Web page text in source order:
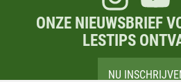
ONZE NIEUWSBRIEF
LESTIPS
NU